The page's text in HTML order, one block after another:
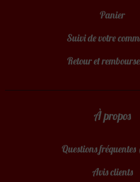
Panier
Suivi de votre
Retour et
À propos
Questions
Avis clients